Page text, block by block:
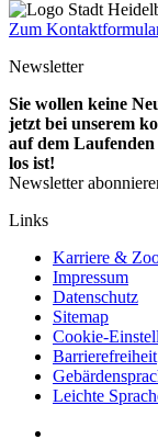
Zum
Newsletter
Sie wollen keine
jetzt bei unserem
auf dem
los ist!
Newsletter
Links
Karriere &
Impressum
Datenschutz
Sitemap
Cookie-
Barrierefreiheit
Leichte
Social